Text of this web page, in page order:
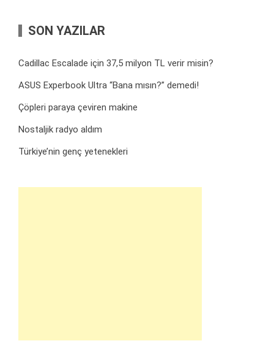
SON YAZILAR
Cadillac Escalade için 37,5 milyon TL verir misin?
ASUS Experbook Ultra “Bana mısın?” demedi!
Çöpleri paraya çeviren makine
Nostaljik radyo aldım
Türkiye’nin genç yetenekleri